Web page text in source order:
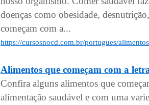
doenças como obesidade,
começam com a...
https://cursosnocd.com.br/portugues/
Alimentos que começam com a
Confira alguns alimentos que
alimentação saudável e com uma